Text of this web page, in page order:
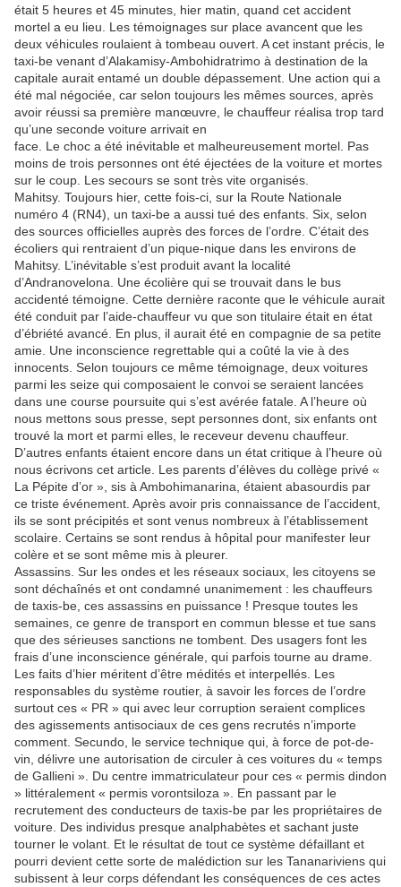
était 5 heures et 45 minutes, hier matin, quand cet accident
mortel a eu lieu. Les témoignages sur place avancent que les
deux véhicules roulaient à tombeau ouvert. A cet instant précis, le
taxi-be venant d’Alakamisy-Ambohidratrimo à destination de la
capitale aurait entamé un double dépassement. Une action qui a
été mal négociée, car selon toujours les mêmes sources, après
avoir réussi sa première manœuvre, le chauffeur réalisa trop tard
qu’une seconde voiture arrivait en
face. Le choc a été inévitable et malheureusement mortel. Pas
moins de trois personnes ont été éjectées de la voiture et mortes
sur le coup. Les secours se sont très vite organisés.
Mahitsy. Toujours hier, cette fois-ci, sur la Route Nationale
numéro 4 (RN4), un taxi-be a aussi tué des enfants. Six, selon
des sources officielles auprès des forces de l’ordre. C’était des
écoliers qui rentraient d’un pique-nique dans les environs de
Mahitsy. L’inévitable s’est produit avant la localité
d’Andranovelona. Une écolière qui se trouvait dans le bus
accidenté témoigne. Cette dernière raconte que le véhicule aurait
été conduit par l’aide-chauffeur vu que son titulaire était en état
d’ébriété avancé. En plus, il aurait été en compagnie de sa petite
amie. Une inconscience regrettable qui a coûté la vie à des
innocents. Selon toujours ce même témoignage, deux voitures
parmi les seize qui composaient le convoi se seraient lancées
dans une course poursuite qui s’est avérée fatale. A l’heure où
nous mettons sous presse, sept personnes dont, six enfants ont
trouvé la mort et parmi elles, le receveur devenu chauffeur.
D’autres enfants étaient encore dans un état critique à l’heure où
nous écrivons cet article. Les parents d’élèves du collège privé «
La Pépite d’or », sis à Ambohimanarina, étaient abasourdis par
ce triste événement. Après avoir pris connaissance de l’accident,
ils se sont précipités et sont venus nombreux à l’établissement
scolaire. Certains se sont rendus à hôpital pour manifester leur
colère et se sont même mis à pleurer.
Assassins. Sur les ondes et les réseaux sociaux, les citoyens se
sont déchaînés et ont condamné unanimement : les chauffeurs
de taxis-be, ces assassins en puissance ! Presque toutes les
semaines, ce genre de transport en commun blesse et tue sans
que des sérieuses sanctions ne tombent. Des usagers font les
frais d’une inconscience générale, qui parfois tourne au drame.
Les faits d’hier méritent d’être médités et interpellés. Les
responsables du système routier, à savoir les forces de l’ordre
surtout ces « PR » qui avec leur corruption seraient complices
des agissements antisociaux de ces gens recrutés n’importe
comment. Secundo, le service technique qui, à force de pot-de-
vin, délivre une autorisation de circuler à ces voitures du « temps
de Gallieni ». Du centre immatriculateur pour ces « permis dindon
» littéralement « permis vorontsiloza ». En passant par le
recrutement des conducteurs de taxis-be par les propriétaires de
voiture. Des individus presque analphabètes et sachant juste
tourner le volant. Et le résultat de tout ce système défaillant et
pourri devient cette sorte de malédiction sur les Tananariviens qui
subissent à leur corps défendant les conséquences de ces actes